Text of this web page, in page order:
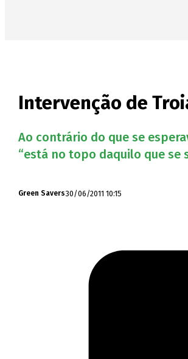
Intervenção de
Ao contrário do que se
“está no topo daquilo que se
Green Savers30/06/2011 10:15